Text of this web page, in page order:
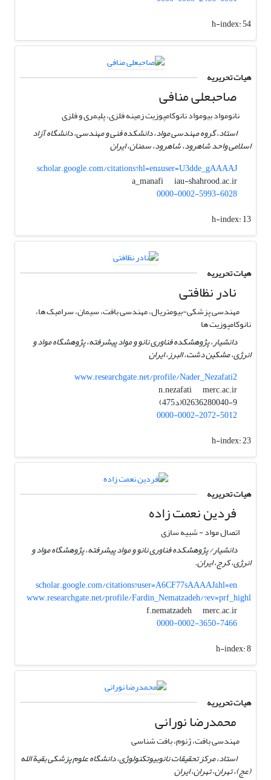
h-index:54
هیات تحریریه
صاحبعلی منافی
نانومواد بیومواد نانوکامپوزیت زمینه فلزی، پلیمری و فلزی
استاد، گروه مهندسی مواد، دانشکده فنی و مهندسی، دانشگاه آزاد
اسلامی واحد شاهرود، شاهرود، سمنان، ایران
scholar.google.com/citations?hl=en&user=U3dde_gAAAAJ
a_manafi
iau-shahrood.ac.ir
0000-0002-5993-6028
h-index:13
هیات تحریریه
نادر نظافتی
مهندسی پزشکی-بیومتریال، مهندسی بافت، سیمان، سرامیک ها،
نانوکامپوزیت ها
دانشیار، پژوهشکده فناوری نانو و مواد پیشرفته، پژوهشگاه مواد و
انرژی، مشکین دشت، البرز، ایران
www.researchgate.net/profile/Nader_Nezafati2
n.nezafati
merc.ac.ir
02636280040-9(د475)
0000-0002-2072-5012
h-index:23
هیات تحریریه
فردین نعمت زاده
اتصال مواد - شبیه سازی
دانشیار/ پژوهشکده فناوری نانو و مواد پیشرفته، پژوهشگاه مواد و
انرژی، کرج، ایران.
scholar.google.com/citations?user=A6CF77sAAAAJ&hl=en
www.researchgate.net/profile/Fardin_Nematzadeh/?ev=prf_highl
f.nematzadeh
merc.ac.ir
0000-0002-3650-7466
h-index:8
هیات تحریریه
محمدرضا نورانی
مهندسی بافت، ژنوم، بافت شناسی
استاد، مرکز تحقیقات نانوبیوتکنولوژی، دانشگاه علوم پزشکی بقیة الله
(عج)، تهران، تهران، ایران